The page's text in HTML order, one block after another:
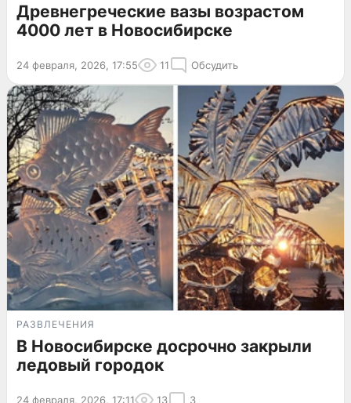
Древнегреческие вазы возрастом
4000 лет в Новосибирске
24 февраля, 2026, 17:55 11 Обсудить
РАЗВЛЕЧЕНИЯ
В Новосибирске досрочно закрыли
ледовый городок
24 февраля, 2026, 17:11 13 3